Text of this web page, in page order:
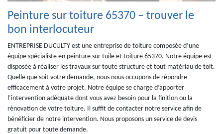
Peinture sur toiture 65370 – trouver le
bon interlocuteur
ENTREPRISE DUCULTY est une entreprise de toiture composée d’une
équipe spécialiste en peinture sur tuile et toiture 65370. Notre équipe est
disposée à réaliser les travaux sur toute structure et tout matériau de toit.
Quelle que soit votre demande, nous nous occupons de répondre
efficacement à votre projet. Notre équipe se charge d’apporter
l’intervention adéquate dont vous avez besoin pour la finition ou la
rénovation de votre toiture. Il suffit de contacter notre service afin de
bénéficier de notre intervention. Nous proposons un service de devis
gratuit pour toute demande.